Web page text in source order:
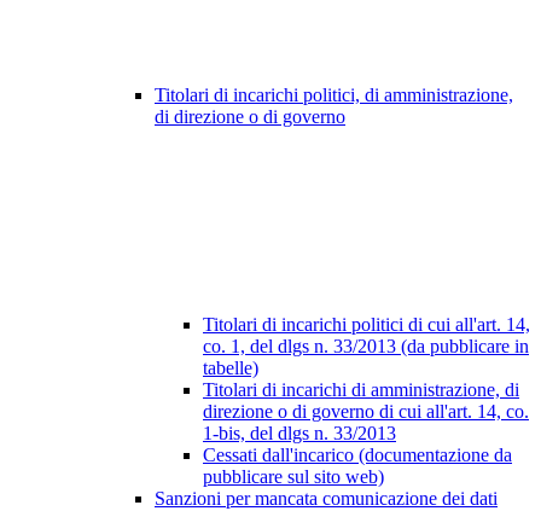
Titolari di incarichi politici, di amministrazione,
di direzione o di governo
Titolari di incarichi politici di cui all'art. 14,
co. 1, del dlgs n. 33/2013 (da pubblicare in
tabelle)
Titolari di incarichi di amministrazione, di
direzione o di governo di cui all'art. 14, co.
1-bis, del dlgs n. 33/2013
Cessati dall'incarico (documentazione da
pubblicare sul sito web)
Sanzioni per mancata comunicazione dei dati